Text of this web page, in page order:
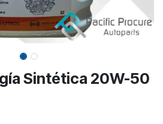
Sintética 20W-50